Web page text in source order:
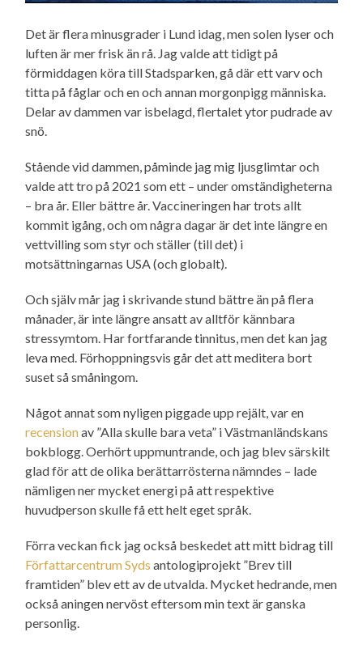
Det är flera minusgrader i Lund idag, men solen lyser och
luften är mer frisk än rå. Jag valde att tidigt på
förmiddagen köra till Stadsparken, gå där ett varv och
titta på fåglar och en och annan morgonpigg människa.
Delar av dammen var isbelagd, flertalet ytor pudrade av
snö.
Stående vid dammen, påminde jag mig ljusglimtar och
valde att tro på 2021 som ett – under omständigheterna
– bra år. Eller bättre år. Vaccineringen har trots allt
kommit igång, och om några dagar är det inte längre en
vettvilling som styr och ställer (till det) i
motsättningarnas USA (och globalt).
Och själv mår jag i skrivande stund bättre än på flera
månader, är inte längre ansatt av alltför kännbara
stressymtom. Har fortfarande tinnitus, men det kan jag
leva med. Förhoppningsvis går det att meditera bort
suset så småningom.
Något annat som nyligen piggade upp rejält, var en
recensionav ”Alla skulle bara veta” i Västman­ländskans
bokblogg. Oerhört uppmuntrande, och jag blev särskilt
glad för att de olika berättar­rösterna nämndes – lade
nämligen ner mycket energi på att respektive
huvudperson skulle få ett helt eget språk.
Förra veckan fick jag också beskedet att mitt bidrag till
Författarcentrum Syds antologi­projekt ”Brev till
framtiden” blev ett av de utvalda. Mycket hedrande, men
också aningen nervöst eftersom min text är ganska
personlig.